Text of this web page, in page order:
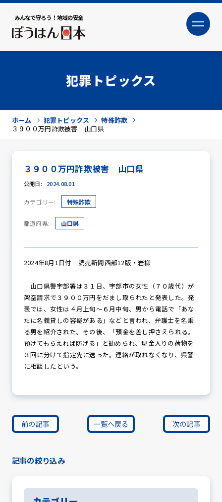
みんなで守ろう！地域の安全
大
防犯活動ニュース
防犯パトロール
防犯セミナー
防犯対策情報
犯罪トピックス
ホーム 犯罪トピックス
特殊詐欺
３９００万円詐欺被害 山口県
３９００万円詐欺被害 山口県
公開日: 2024.08.01
カテゴリー: 特殊詐欺
都道府県: 山口県
2024年8月1日付 読売新聞西部12版・岩柳
山口県警宇部署は３１日、宇部市の女性（７０歳代）が
架空請求で３９００万円をだまし取られたと発表した。発
表では、女性は４月上旬～６月中旬、男から電話で「あな
たに名義貸しの容疑がある」などと言われ、弁護士を名乗
る男を紹介された。その後、「預金を差し押さえられる。
預けてもらえれば防げる」と勧められ、現金入りの荷物を
３回に分けて指定先に送った。連絡が取れなくなり、県警
に相談したという。
前の記事 一覧へ戻る 次の記事
記事の絞り込み